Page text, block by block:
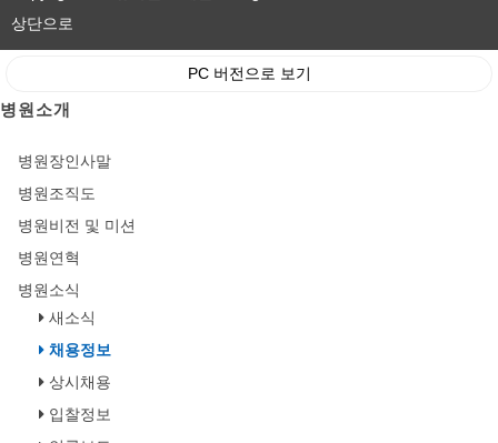
상단으로
PC 버전으로 보기
병원소개
병원장인사말
병원조직도
병원비전 및 미션
병원연혁
병원소식
새소식
채용정보
상시채용
입찰정보